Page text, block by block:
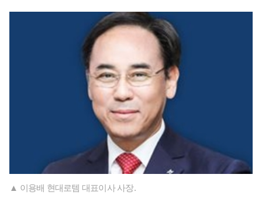
▲ 이용배 현대로템 대표이사 사장.